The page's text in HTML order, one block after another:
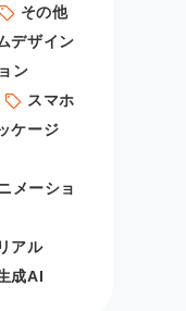
その他
デザイン
ン
スマホ
ケージ
メーショ
アル
成AI